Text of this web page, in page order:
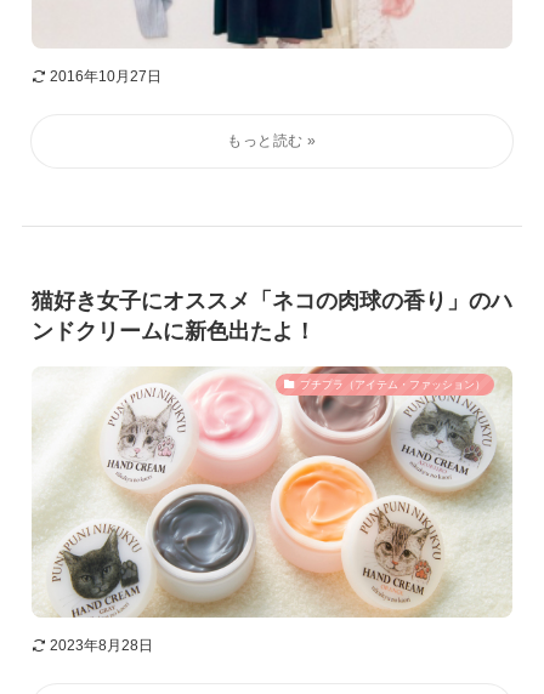
2016年10月27日
猫好き女子にオススメ「ネコの肉球の香り」のハ
ンドクリームに新色出たよ！
プチプラ（アイテム・ファッション）
2023年8月28日